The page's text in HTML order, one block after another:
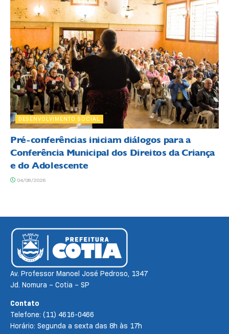
DESENVOLVIMENTO SOCIAL
Pré-conferências iniciam diálogos para a
Conferência Municipal dos Direitos da Criança
e do Adolescente
04/08/2026
Av. Professor Manoel José Pedroso, 1347
Jd. Nomura – Cotia – SP
Contato
Telefone: (11) 4616-0466
Horário: Segunda a sexta das 8h às 17h